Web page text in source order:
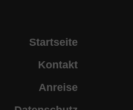
Startseite
Kontakt
Anreise